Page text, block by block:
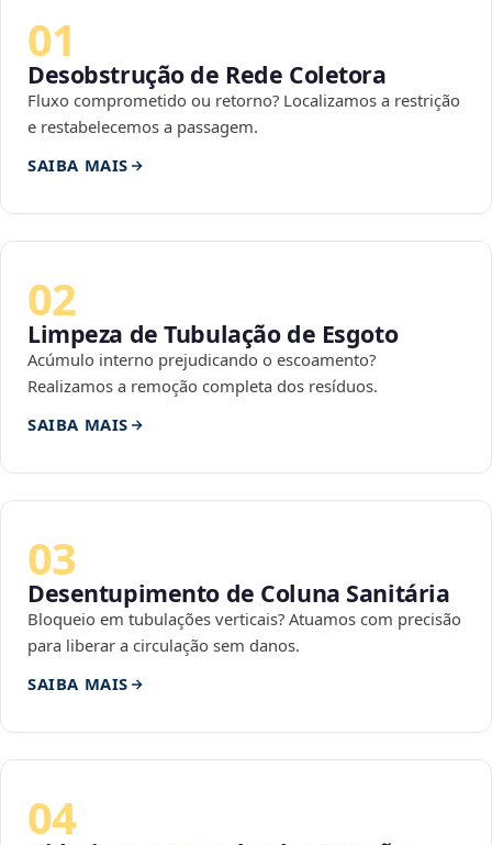
01
Desobstrução de Rede Coletora
Fluxo comprometido ou retorno? Localizamos a restrição
e restabelecemos a passagem.
SAIBA MAIS
02
Limpeza de Tubulação de Esgoto
Acúmulo interno prejudicando o escoamento?
Realizamos a remoção completa dos resíduos.
SAIBA MAIS
03
Desentupimento de Coluna Sanitária
Bloqueio em tubulações verticais? Atuamos com precisão
para liberar a circulação sem danos.
SAIBA MAIS
04